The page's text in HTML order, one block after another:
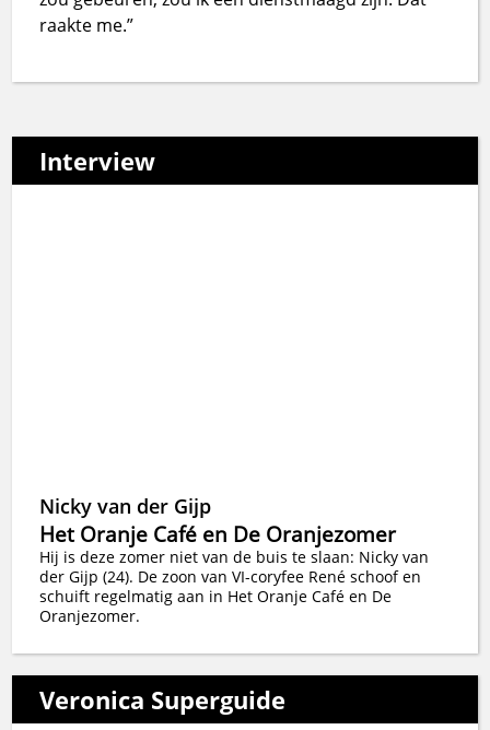
raakte me.”
Interview
Nicky van der Gijp
Het Oranje Café en De Oranjezomer
Hij is deze zomer niet van de buis te slaan: Nicky van
der Gijp (24). De zoon van VI-coryfee René schoof en
schuift regelmatig aan in Het Oranje Café en De
Oranjezomer.
Veronica Superguide